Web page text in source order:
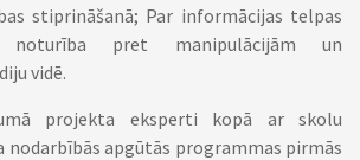
stiprināšanā; Par informācijas telpas
noturība pret manipulācijām un
vidē.
projekta eksperti kopā ar skolu
nodarbībās apgūtās programmas pirmās